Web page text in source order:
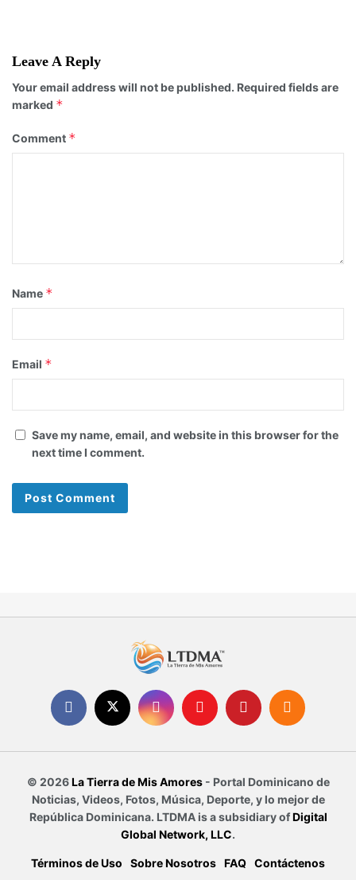
Leave A Reply
Your email address will not be published. Required fields are
marked *
Comment *
Name *
Email *
Save my name, email, and website in this browser for the
next time I comment.
© 2026La Tierra de Mis Amores- Portal Dominicano de
Noticias, Videos, Fotos, Música, Deporte, y lo mejor de
República Dominicana. LTDMA is a subsidiary ofDigital
Global Network, LLC.
Términos de Uso Sobre Nosotros FAQ Contáctenos